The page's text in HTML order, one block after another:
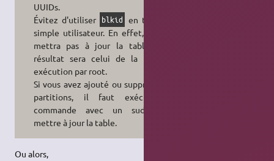
UUIDs.
Évitez d'utiliser blkid en tant que
simple utilisateur. En effet, cela ne
mettra pas à jour la table et le
résultat sera celui de la dernière
exécution par root.
Si vous avez ajouté ou supprimé des
partitions, il faut exécuter la
commande avec un sudo pour
mettre à jour la table.
Ou alors,